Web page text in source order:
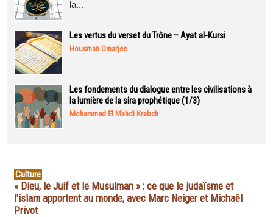
la...
Les vertus du verset du Trône – Ayat al-Kursi
Housman Omarjee
Les fondements du dialogue entre les civilisations à
la lumière de la sira prophétique (1/3)
Mohammed El Mahdi Krabch
Culture
« Dieu, le Juif et le Musulman » : ce que le judaïsme et
l'islam apportent au monde, avec Marc Neiger et Michaël
Privot